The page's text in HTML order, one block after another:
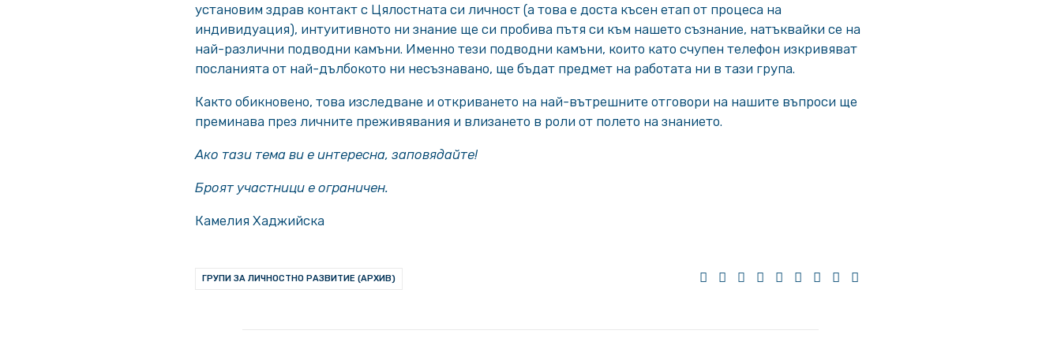
установим здрав контакт с Цялостната си личност (а това е доста късен етап от процеса на
индивидуация), интуитивното ни знание ще си пробива пътя си към нашето съзнание, натъквайки се на
най-различни подводни камъни. Именно тези подводни камъни, които като счупен телефон изкривяват
посланията от най-дълбокото ни несъзнавано, ще бъдат предмет на работата ни в тази група.
Както обикновено, това изследване и откриването на най-вътрешните отговори на нашите въпроси ще
преминава през личните преживявания и влизането в роли от полето на знанието.
Ако тази тема ви е интересна, заповядайте!
Броят участници е ограничен.
Камелия Хаджийска
ГРУПИ ЗА ЛИЧНОСТНО РАЗВИТИЕ (АРХИВ)